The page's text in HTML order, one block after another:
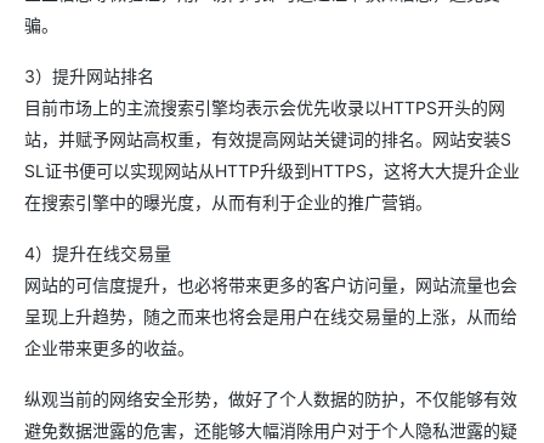
骗。
3）提升网站排名
目前市场上的主流搜索引擎均表示会优先收录以HTTPS开头的网
站，并赋予网站高权重，有效提高网站关键词的排名。网站安装S
SL证书便可以实现网站从HTTP升级到HTTPS，这将大大提升企业
在搜索引擎中的曝光度，从而有利于企业的推广营销。
4）提升在线交易量
网站的可信度提升，也必将带来更多的客户访问量，网站流量也会
呈现上升趋势，随之而来也将会是用户在线交易量的上涨，从而给
企业带来更多的收益。
纵观当前的网络安全形势，做好了个人数据的防护，不仅能够有效
避免数据泄露的危害，还能够大幅消除用户对于个人隐私泄露的疑